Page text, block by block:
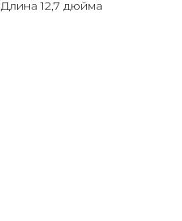
Длина 12,7 дюйма